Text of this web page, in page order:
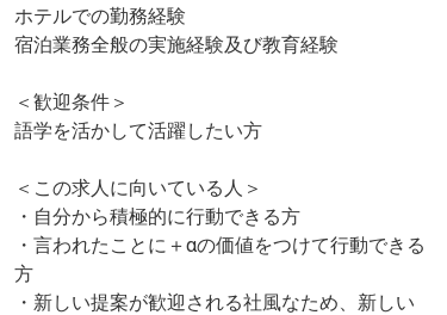
ホテルでの勤務経験
宿泊業務全般の実施経験及び教育経験
＜歓迎条件＞
語学を活かして活躍したい方
＜この求人に向いている人＞
・自分から積極的に行動できる方
・言われたことに＋αの価値をつけて行動できる
方
・新しい提案が歓迎される社風なため、新しい